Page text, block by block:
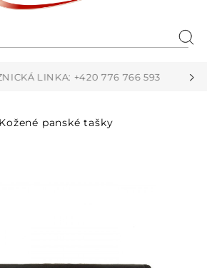
LINKA: +420 776 766 593
Kožené panské tašky